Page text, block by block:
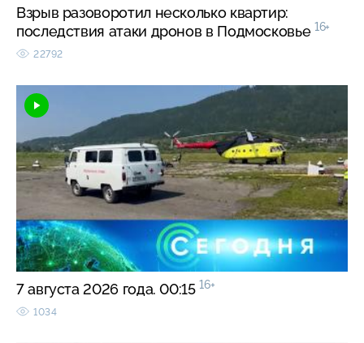
Взрыв разоворотил несколько квартир:
последствия атаки дронов в Подмосковье 16+
22792
7 августа 2026 года. 00:15 16+
1034